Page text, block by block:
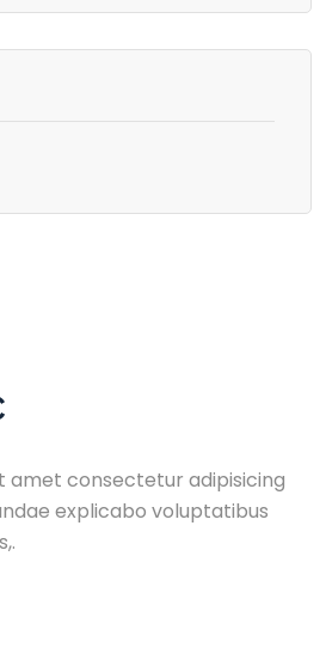
amet consectetur adipisicing
explicabo voluptatibus